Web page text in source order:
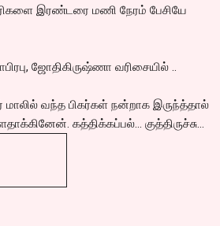
இரண்டரை மணி நேரம் பேசியே
ஜோதிகிருஷ்ணா வரிசையில் ..
மாலில் வந்த பிகர்கள் நன்றாக இருந்த்தால்
கத்திக்கப்பல்... குத்திருச்சு...